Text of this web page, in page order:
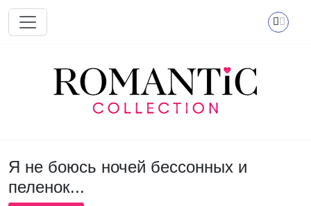
Перейти к основному содержанию
Я не боюсь ночей бессонных и
пеленок...